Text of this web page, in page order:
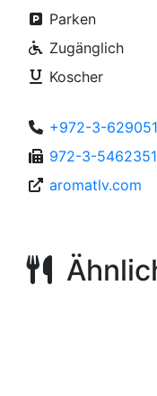
Parken
Zugänglich
Koscher
+972-3-
972-3-5462351
aromatlv.com